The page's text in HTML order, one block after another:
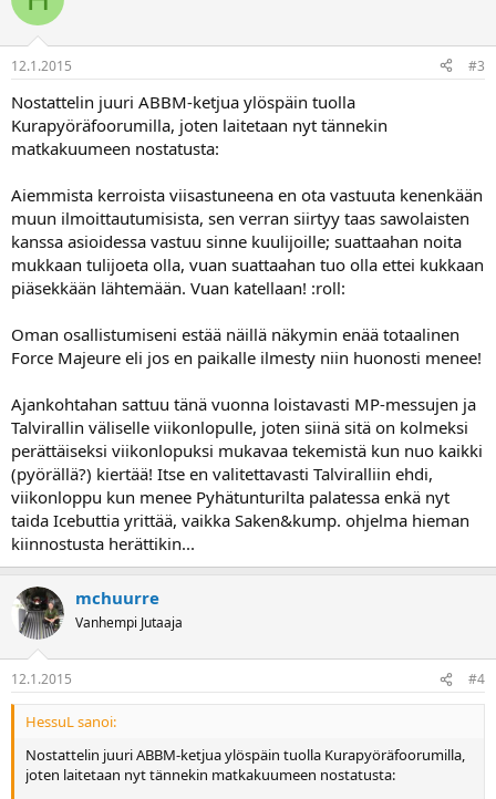
12.1.2015 #3
Nostattelin juuri ABBM-ketjua ylöspäin tuolla
Kurapyöräfoorumilla, joten laitetaan nyt tännekin
matkakuumeen nostatusta:
Aiemmista kerroista viisastuneena en ota vastuuta kenenkään
muun ilmoittautumisista, sen verran siirtyy taas sawolaisten
kanssa asioidessa vastuu sinne kuulijoille; suattaahan noita
mukkaan tulijoeta olla, vuan suattaahan tuo olla ettei kukkaan
piäsekkään lähtemään. Vuan katellaan! :roll:
Oman osallistumiseni estää näillä näkymin enää totaalinen
Force Majeure eli jos en paikalle ilmesty niin huonosti menee!
Ajankohtahan sattuu tänä vuonna loistavasti MP-messujen ja
Talvirallin väliselle viikonlopulle, joten siinä sitä on kolmeksi
perättäiseksi viikonlopuksi mukavaa tekemistä kun nuo kaikki
(pyörällä?) kiertää! Itse en valitettavasti Talviralliin ehdi,
viikonloppu kun menee Pyhätunturilta palatessa enkä nyt
taida Icebuttia yrittää, vaikka Saken&kump. ohjelma hieman
kiinnostusta herättikin...
mchuurre
Vanhempi Jutaaja
12.1.2015 #4
HessuL sanoi:
Nostattelin juuri ABBM-ketjua ylöspäin tuolla Kurapyöräfoorumilla,
joten laitetaan nyt tännekin matkakuumeen nostatusta: